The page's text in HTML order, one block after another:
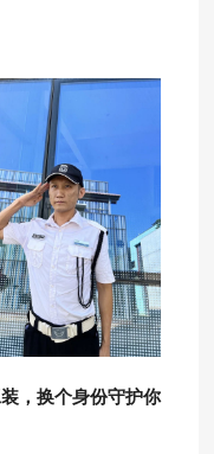
，换个身份守护你